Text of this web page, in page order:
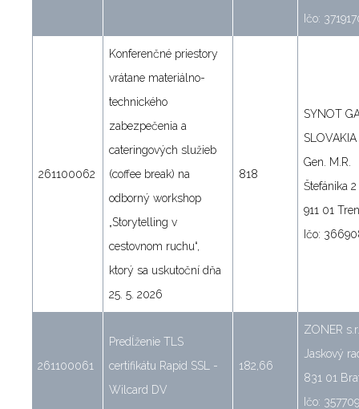
Ičo:
261100062
Konferenčné priestory
vrátane materiálno-
technického
zabezpečenia a
cateringových služieb
(coffee break) na
odborný workshop
„Storytelling v
cestovnom ruchu“,
ktorý sa uskutoční dňa
25. 5. 2026
818
SYNOT
SLOVAKIA
Gen. M.R.
Štefánika 2
911 01
Ičo:
261100061
Predĺženie TLS
certifikátu Rapid SSL -
Wilcard DV
182,66
ZONER
Jaskový
831 01
Ičo: